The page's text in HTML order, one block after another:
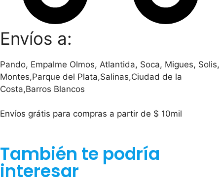
Envíos a:
Pando, Empalme Olmos, Atlantida, Soca, Migues, Solis,
Montes,Parque del Plata,Salinas,Ciudad de la
Costa,Barros Blancos
Envíos grátis para compras a partir de $ 10mil
También te podría
interesar